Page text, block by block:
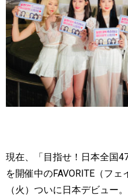
現在、「目指せ！日本全国
を開催中のFAVORITE （フェ
（火）ついに日本デビュー。